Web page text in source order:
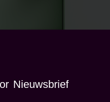
Nieuwsbrief